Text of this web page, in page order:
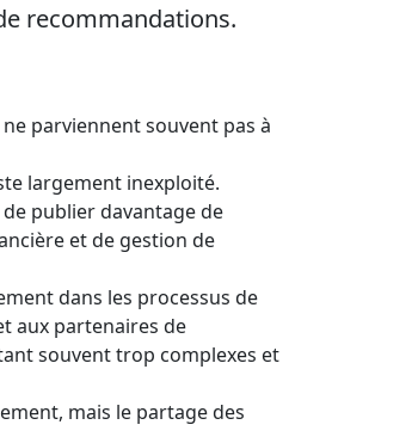
recommandations.
parviennent souvent pas à
largement inexploité.
publier davantage de
et de gestion de
dans les processus de
aux partenaires de
souvent trop complexes et
mais le partage des